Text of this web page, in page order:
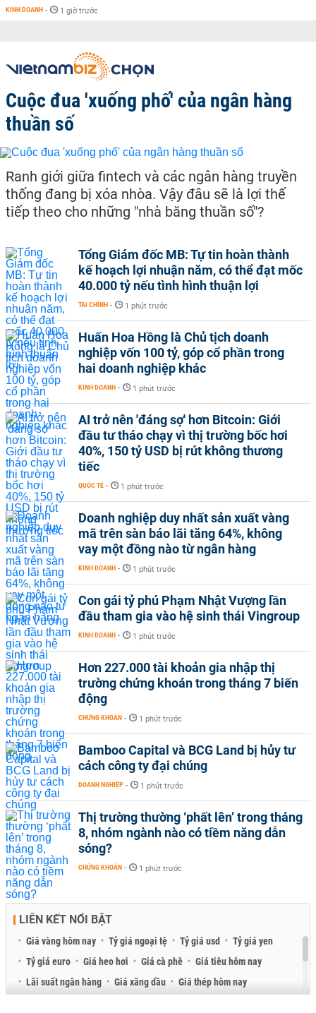
KINH DOANH - 1 giờ trước
Cuộc đua 'xuống phố' của ngân hàng
thuần số
Ranh giới giữa fintech và các ngân hàng truyền
thống đang bị xóa nhòa. Vậy đâu sẽ là lợi thế
tiếp theo cho những "nhà băng thuần số"?
Tổng Giám đốc MB: Tự tin hoàn thành
kế hoạch lợi nhuận năm, có thể đạt mốc
40.000 tỷ nếu tình hình thuận lợi
TÀI CHÍNH - 1 phút trước
Huấn Hoa Hồng là Chủ tịch doanh
nghiệp vốn 100 tỷ, góp cổ phần trong
hai doanh nghiệp khác
KINH DOANH - 1 phút trước
AI trở nên 'đáng sợ' hơn Bitcoin: Giới
đầu tư tháo chạy vì thị trường bốc hơi
40%, 150 tỷ USD bị rút không thương
tiếc
QUỐC TẾ - 1 phút trước
Doanh nghiệp duy nhất sản xuất vàng
mã trên sàn báo lãi tăng 64%, không
vay một đồng nào từ ngân hàng
KINH DOANH - 1 phút trước
Con gái tỷ phú Phạm Nhật Vượng lần
đầu tham gia vào hệ sinh thái Vingroup
KINH DOANH - 1 phút trước
Hơn 227.000 tài khoản gia nhập thị
trường chứng khoán trong tháng 7 biến
động
CHỨNG KHOÁN - 1 phút trước
Bamboo Capital và BCG Land bị hủy tư
cách công ty đại chúng
DOANH NGHIỆP - 1 phút trước
Thị trường thường ‘phất lên’ trong tháng
8, nhóm ngành nào có tiềm năng dẫn
sóng?
CHỨNG KHOÁN - 1 phút trước
LIÊN KẾT NỔI BẬT
Giá vàng hôm nay Tỷ giá ngoại tệ Tỷ giá usd
Tỷ giá yen
Tỷ giá euro
Giá heo hơi Giá cà phê
Giá tiêu hôm nay
Lãi suất ngân hàng
Giá xăng dầu
Giá thép hôm nay